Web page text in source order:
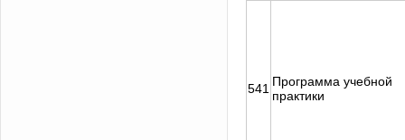
541 Программа учебной
практики